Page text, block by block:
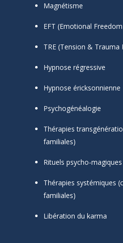
Magnétisme
EFT (Emotional
TRE (Tension & Trauma
Hypnose régressive
Hypnose éricksonnienne
Psychogénéalogie
Thérapies
familiales)
Rituels psycho-magiques
Thérapies systémiques
familiales)
Libération du karma